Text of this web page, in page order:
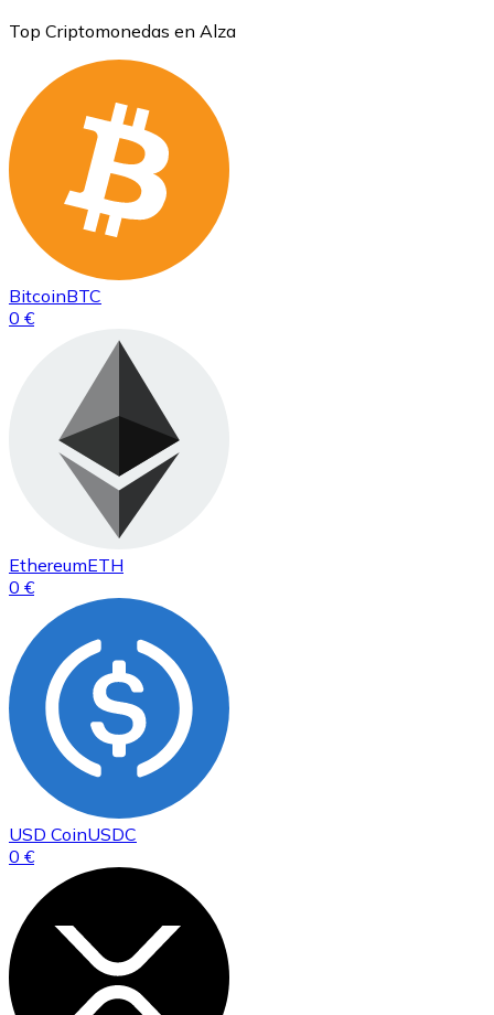
Top Criptomonedas en Alza
BitcoinBTC
0 €
EthereumETH
0 €
USD CoinUSDC
0 €